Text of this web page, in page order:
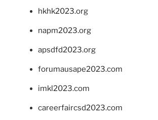
hkhk2023.org
napm2023.org
apsdfd2023.org
forumausape2023.com
imkl2023.com
careerfaircsd2023.com